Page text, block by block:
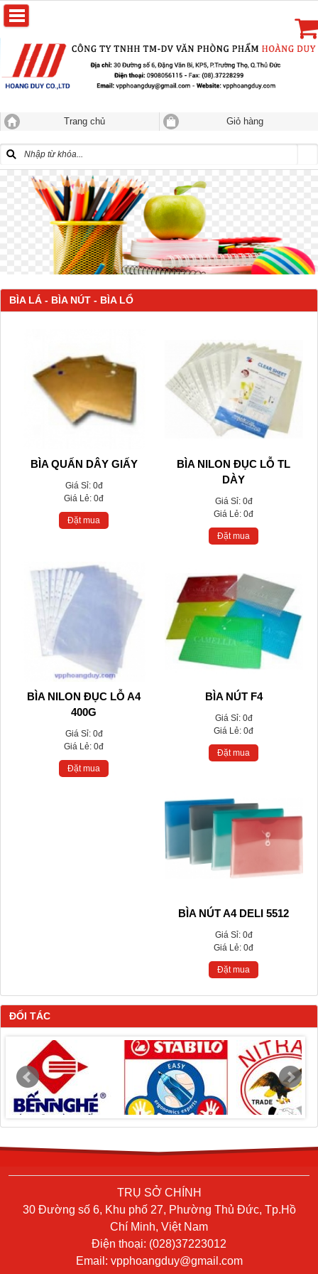
Trang chủ Giỏ hàng
BÌA LÁ - BÌA NÚT - BÌA LỔ
BÌA QUẤN DÂY GIẤY
Giá Sỉ: 0đ
Giá Lẻ:0đ
Đặt mua
BÌA NILON ĐỤC LỖ TL
DÀY
Giá Sỉ: 0đ
Giá Lẻ:0đ
Đặt mua
BÌA NILON ĐỤC LỖ A4
400G
Giá Sỉ: 0đ
Giá Lẻ:0đ
Đặt mua
BÌA NÚT F4
Giá Sỉ: 0đ
Giá Lẻ:0đ
Đặt mua
BÌA NÚT A4 DELI 5512
Giá Sỉ: 0đ
Giá Lẻ:0đ
Đặt mua
ĐỐI TÁC
TRỤ SỞ CHÍNH
30 Đường số 6, Khu phố 27, Phường Thủ Đức, Tp.Hồ
Chí Minh, Việt Nam
Điện thoại: (028)37223012
Email: vpphoangduy@gmail.com